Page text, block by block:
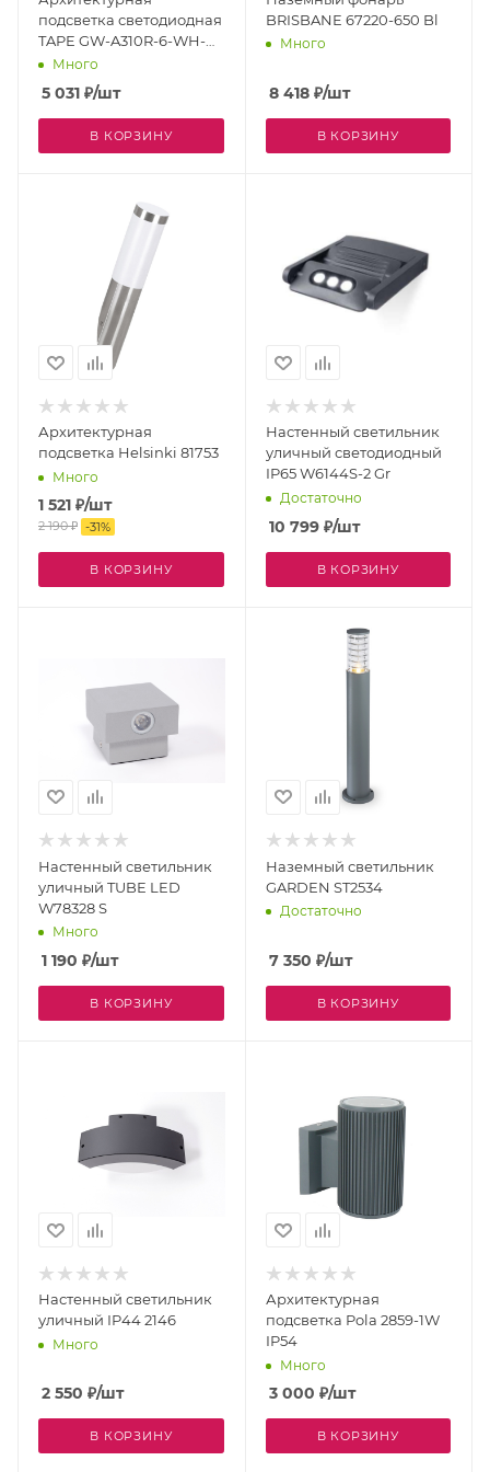
подсветка светодиодная
TAPE GW-A310R-6-WH-
WW IP54
Много
5 031 ₽/шт
В КОРЗИНУ
BRISBANE 67220-650 Bl
Много
8 418₽/шт
В КОРЗИНУ
Архитектурная
подсветка Helsinki 81753
Много
1 521 ₽/шт
2 190₽ -31%
В КОРЗИНУ
Настенный светильник
уличный светодиодный
IP65 W6144S-2 Gr
Достаточно
10 799₽/шт
В КОРЗИНУ
Настенный светильник
уличный TUBE LED
W78328 S
Много
1 190 ₽/шт
В КОРЗИНУ
Наземный светильник
GARDEN ST2534
Достаточно
7 350 ₽/шт
В КОРЗИНУ
Настенный светильник
уличный IP44 2146
Много
2 550 ₽/шт
В КОРЗИНУ
Архитектурная
подсветка Pola 2859-1W
IP54
Много
3 000 ₽/шт
В КОРЗИНУ